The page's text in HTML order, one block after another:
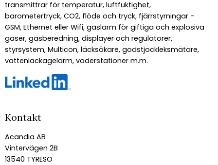
transmittrar för temperatur, luftfuktighet,
barometertryck, CO2, flöde och tryck, fjärrstyrningar -
GSM, Ethernet eller Wifi, gaslarm för giftiga och explosiva
gaser, gasberedning, displayer och regulatorer,
styrsystem, Multicon, läcksökare, godstjockleksmätare,
vattenläckagelarm, väderstationer m.m.
Kontakt
Acandia AB
Vintervägen 2B
13540 TYRESÖ